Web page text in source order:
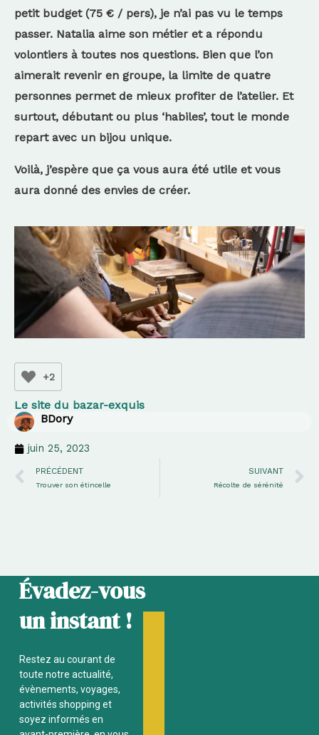
petit budget (75 € / pers), je n’ai pas vu le temps
passer. Natalia aime son métier et a répondu
volontiers à toutes nos questions. Bien que l’on
aimerait revenir en groupe, la limite de quatre
personnes permet de mieux profiter de l’atelier. Et
surtout, débutant ou plus ‘habiles’, tout le monde
repart avec un bijou unique.
Voilà, j’espère que ça vous aura été utile et vous
aura donné des envies de créer.
+2
Le site du bazar-exquis
BDory
juin 25, 2023
Précédent
PRÉCÉDENT
Trouver son étincelle
SUIVANT
Récolte de sérénité
Évadez-vous
un instant !
Restez au courant de
toute notre actualité,
évènements, voyages,
activités shopping et
soyez informés en